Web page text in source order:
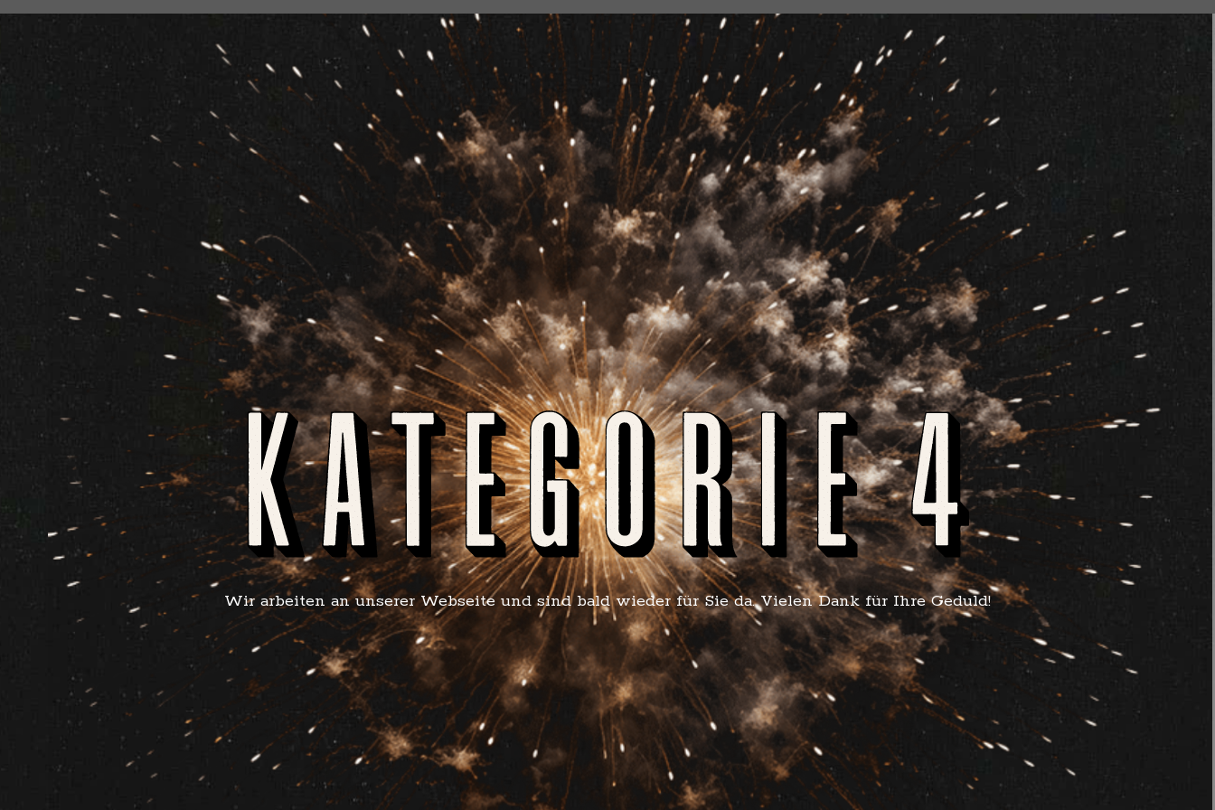
Wir arbeiten an unserer Webseite und sind bald wieder für Sie da. Vielen Dank für Ihre Geduld!